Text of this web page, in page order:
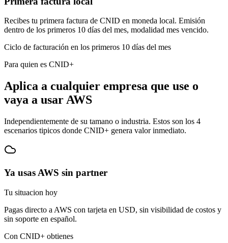
Recibes tu primera factura de CNID en moneda local. Emisión
dentro de los primeros 10 días del mes, modalidad mes vencido.
Ciclo de facturación en los primeros 10 días del mes
Para quien es CNID+
Aplica a cualquier empresa que use o
vaya a usar AWS
Independientemente de su tamano o industria. Estos son los 4
escenarios tipicos donde CNID+ genera valor inmediato.
Ya usas AWS sin partner
Tu situacion hoy
Pagas directo a AWS con tarjeta en USD, sin visibilidad de costos y
sin soporte en español.
Con CNID+ obtienes